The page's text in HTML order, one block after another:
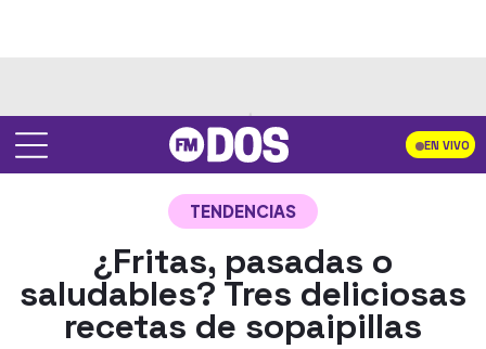
EN VIVO
TENDENCIAS
¿Fritas, pasadas o
saludables? Tres deliciosas
recetas de sopaipillas